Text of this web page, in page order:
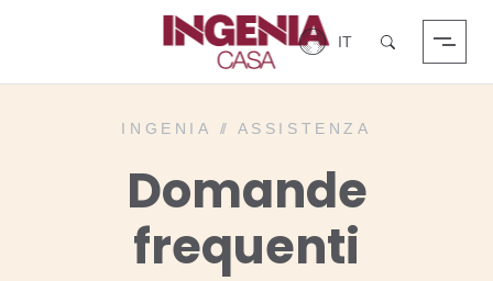
Cerca
Login
INGENIA // ASSISTENZA
Domande
frequenti